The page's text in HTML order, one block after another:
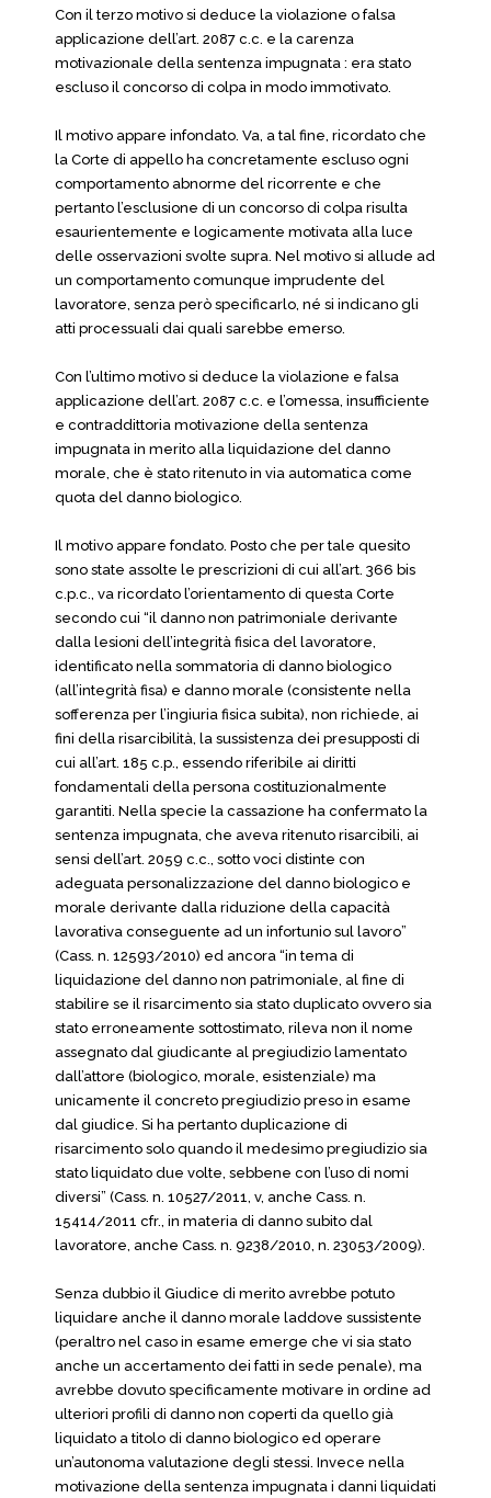
Con il terzo motivo si deduce la violazione o falsa
applicazione dell’art. 2087 c.c. e la carenza
motivazionale della sentenza impugnata : era stato
escluso il concorso di colpa in modo immotivato.
Il motivo appare infondato. Va, a tal fine, ricordato che
la Corte di appello ha concretamente escluso ogni
comportamento abnorme del ricorrente e che
pertanto l’esclusione di un concorso di colpa risulta
esaurientemente e logicamente motivata alla luce
delle osservazioni svolte supra. Nel motivo si allude ad
un comportamento comunque imprudente del
lavoratore, senza però specificarlo, né si indicano gli
atti processuali dai quali sarebbe emerso.
Con l’ultimo motivo si deduce la violazione e falsa
applicazione dell’art. 2087 c.c. e l’omessa, insufficiente
e contraddittoria motivazione della sentenza
impugnata in merito alla liquidazione del danno
morale, che è stato ritenuto in via automatica come
quota del danno biologico.
Il motivo appare fondato. Posto che per tale quesito
sono state assolte le prescrizioni di cui all’art. 366 bis
c.p.c., va ricordato l’orientamento di questa Corte
secondo cui “il danno non patrimoniale derivante
dalla lesioni dell’integrità fisica del lavoratore,
identificato nella sommatoria di danno biologico
(all’integrità fisa) e danno morale (consistente nella
sofferenza per l’ingiuria fisica subita), non richiede, ai
fini della risarcibilità, la sussistenza dei presupposti di
cui all’art. 185 c.p., essendo riferibile ai diritti
fondamentali della persona costituzionalmente
garantiti. Nella specie la cassazione ha confermato la
sentenza impugnata, che aveva ritenuto risarcibili, ai
sensi dell’art. 2059 c.c., sotto voci distinte con
adeguata personalizzazione del danno biologico e
morale derivante dalla riduzione della capacità
lavorativa conseguente ad un infortunio sul lavoro”
(Cass. n. 12593/2010) ed ancora “in tema di
liquidazione del danno non patrimoniale, al fine di
stabilire se il risarcimento sia stato duplicato ovvero sia
stato erroneamente sottostimato, rileva non il nome
assegnato dal giudicante al pregiudizio lamentato
dall’attore (biologico, morale, esistenziale) ma
unicamente il concreto pregiudizio preso in esame
dal giudice. Si ha pertanto duplicazione di
risarcimento solo quando il medesimo pregiudizio sia
stato liquidato due volte, sebbene con l’uso di nomi
diversi” (Cass. n. 10527/2011, v, anche Cass. n.
15414/2011 cfr., in materia di danno subito dal
lavoratore, anche Cass. n. 9238/2010, n. 23053/2009).
Senza dubbio il Giudice di merito avrebbe potuto
liquidare anche il danno morale laddove sussistente
(peraltro nel caso in esame emerge che vi sia stato
anche un accertamento dei fatti in sede penale), ma
avrebbe dovuto specificamente motivare in ordine ad
ulteriori profili di danno non coperti da quello già
liquidato a titolo di danno biologico ed operare
un’autonoma valutazione degli stessi. Invece nella
motivazione della sentenza impugnata i danni liquidati